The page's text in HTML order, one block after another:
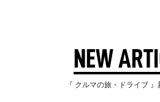
NEW
『 クルマの旅・ドライブ